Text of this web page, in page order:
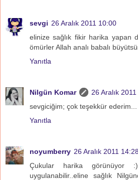
sevgi 26 Aralık 2011 10:00
elinize sağlık fikir harika yapan
ömürler Allah analı babalı
Yanıtla
Nilgün Komar
26 Aralık
sevgiciğim; çok teşekkür ederim...
Yanıtla
noyumberry 26 Aralık 2011 14:28
Çukular harika görünüyor
uygulanabilir..eline sağlık